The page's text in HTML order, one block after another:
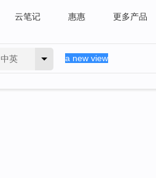
云笔记 惠惠 更多产品
中英